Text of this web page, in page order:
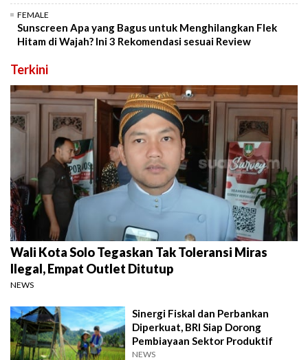
FEMALE
Sunscreen Apa yang Bagus untuk Menghilangkan Flek
Hitam di Wajah? Ini 3 Rekomendasi sesuai Review
Terkini
Wali Kota Solo Tegaskan Tak Toleransi Miras
Ilegal, Empat Outlet Ditutup
NEWS
Sinergi Fiskal dan Perbankan
Diperkuat, BRI Siap Dorong
Pembiayaan Sektor Produktif
NEWS